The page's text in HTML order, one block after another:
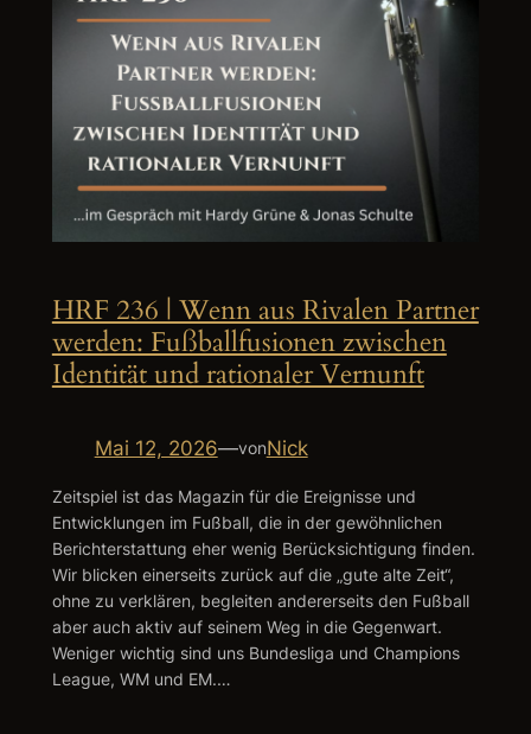
HRF 236 | Wenn aus Rivalen Partner
werden: Fußballfusionen zwischen
Identität und rationaler Vernunft
Mai 12, 2026—vonNick
Zeitspiel ist das Magazin für die Ereignisse und
Entwicklungen im Fußball, die in der gewöhnlichen
Berichterstattung eher wenig Berücksichtigung finden.
Wir blicken einerseits zurück auf die „gute alte Zeit“,
ohne zu verklären, begleiten andererseits den Fußball
aber auch aktiv auf seinem Weg in die Gegenwart.
Weniger wichtig sind uns Bundesliga und Champions
League, WM und EM.…